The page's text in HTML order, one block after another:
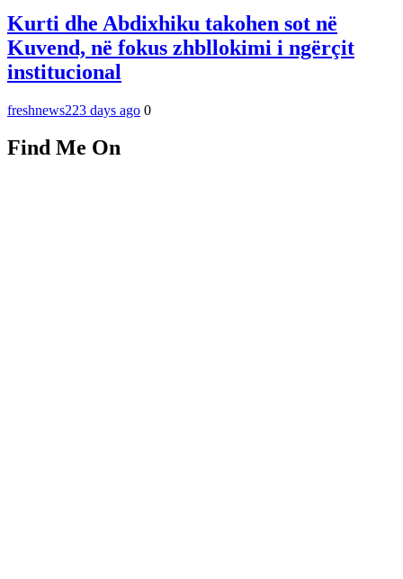
Kurti dhe Abdixhiku takohen sot në
Kuvend, në fokus zhbllokimi i ngërçit
institucional
freshnews223 days ago 0
Find Me On